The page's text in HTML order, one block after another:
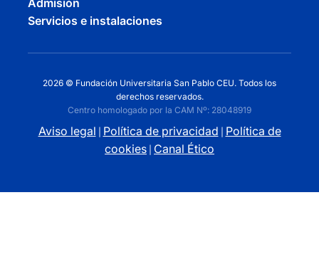
Servicios e instalaciones
2026 © Fundación Universitaria San Pablo CEU. Todos los
derechos reservados.
Centro homologado por la CAM Nº: 28048919
Aviso legal Política de privacidad Política de
cookies Canal Ético